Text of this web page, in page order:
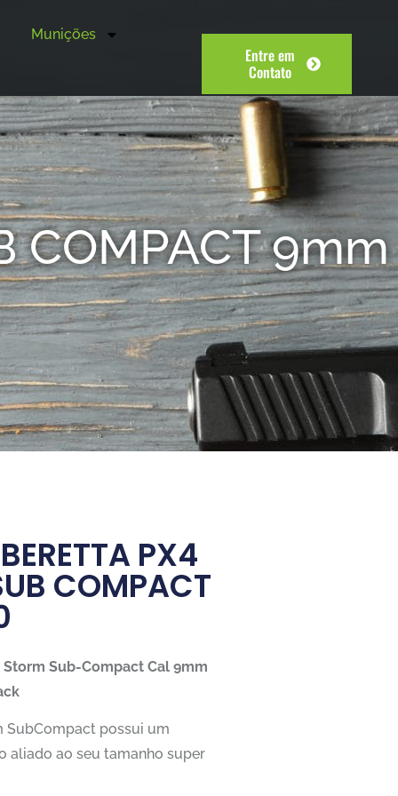
Munições
Entre em
Contato
COMPACT 9mm
PX4
COMPACT
Sub-Compact Cal 9mm
SubCompact possui um
aliado ao seu tamanho super